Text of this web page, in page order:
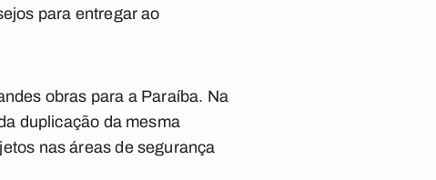
para entregar ao
obras para a Paraíba. Na
duplicação da mesma
nas áreas de segurança